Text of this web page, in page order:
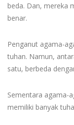
beda. Dan, mereka
benar.
Penganut agama-
tuhan. Namun,
satu, berbeda
Sementara agama-
memiliki banyak